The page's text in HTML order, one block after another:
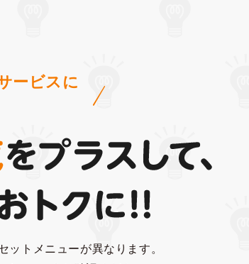
ービスに
トメニューが異なります。